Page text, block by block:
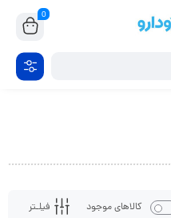
0
فیلـتر کالاهای موجود